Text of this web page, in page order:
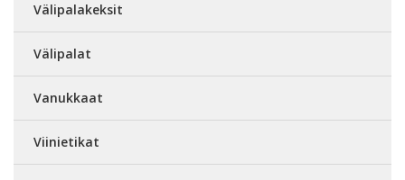
Välipalakeksit
Välipalat
Vanukkaat
Viinietikat